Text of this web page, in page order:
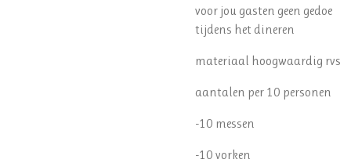
voor jou gasten geen gedoe
tijdens het dineren
materiaal hoogwaardig rvs
aantalen per 10 personen
-10 messen
-10 vorken